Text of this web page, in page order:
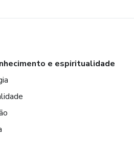
e espiritualidade